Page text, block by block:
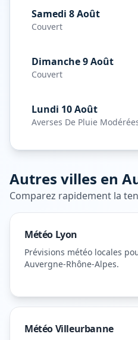
Samedi 8 Août
Couvert
Dimanche 9 Août
Couvert
Lundi 10 Août
Averses De Pluie
Autres villes en
Comparez rapidement la
Météo Lyon
Prévisions météo locales
Auvergne-Rhône-Alpes.
MétéoVilleurbanne